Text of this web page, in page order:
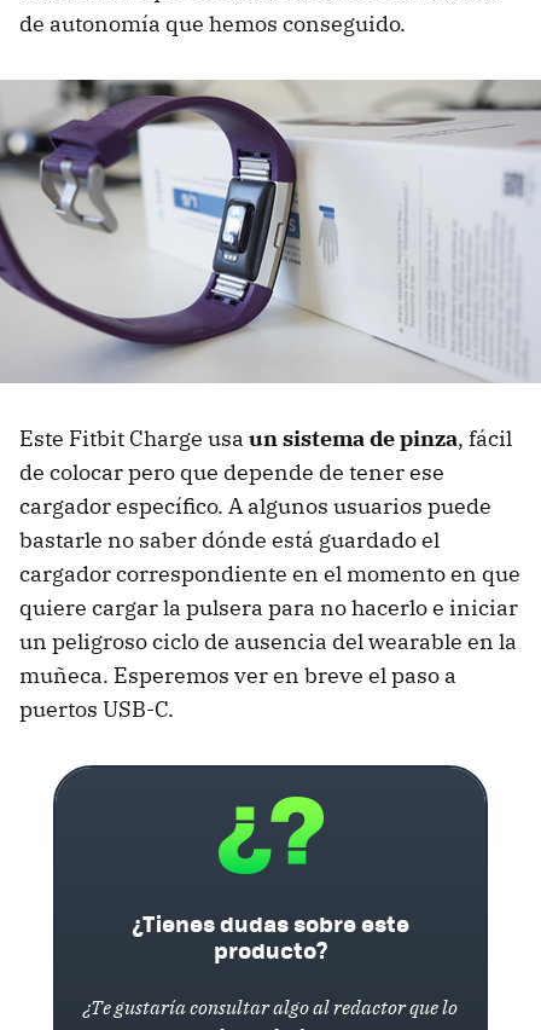
de autonomía que hemos conseguido.
Este Fitbit Charge usa un sistema de pinza, fácil
de colocar pero que depende de tener ese
cargador específico. A algunos usuarios puede
bastarle no saber dónde está guardado el
cargador correspondiente en el momento en que
quiere cargar la pulsera para no hacerlo e iniciar
un peligroso ciclo de ausencia del wearable en la
muñeca. Esperemos ver en breve el paso a
puertos USB-C.
¿Tienes dudas sobre este
producto?
¿Te gustaría consultar algo al redactor que lo